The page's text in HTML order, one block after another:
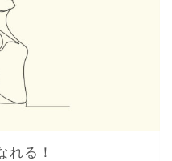
れる！